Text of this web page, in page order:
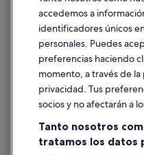
Ayuda
Cancelar un vuelo
Cancelar una reserva de hotel o
Utilizar un cupón de Expedia
accedemos a
identificadores únicos
personales. Puedes
preferencias haciendo
momento, a través de
privacidad. Tus
socios y no afectarán a
Tanto nosotros
tratamos los datos